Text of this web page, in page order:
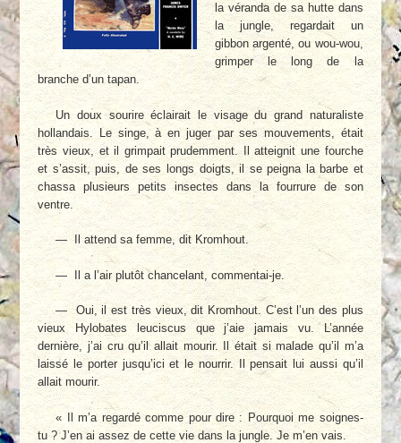
la véranda de sa hutte dans
la jungle, regardait un
gibbon argenté, ou wou-wou,
grimper le long de la
branche d’un tapan.
Un doux sourire éclairait le visage du grand naturaliste
hollandais. Le singe, à en juger par ses mouvements, était
très vieux, et il grimpait prudemment. Il atteignit une fourche
et s’assit, puis, de ses longs doigts, il se peigna la barbe et
chassa plusieurs petits insectes dans la fourrure de son
ventre.
— Il attend sa femme, dit Kromhout.
— Il a l’air plutôt chancelant, commentai-je.
— Oui, il est très vieux, dit Kromhout. C’est l’un des plus
vieux Hylobates leuciscus que j’aie jamais vu. L’année
dernière, j’ai cru qu’il allait mourir. Il était si malade qu’il m’a
laissé le porter jusqu’ici et le nourrir. Il pensait lui aussi qu’il
allait mourir.
« Il m’a regardé comme pour dire : Pourquoi me soignes-
tu ? J’en ai assez de cette vie dans la jungle. Je m’en vais.